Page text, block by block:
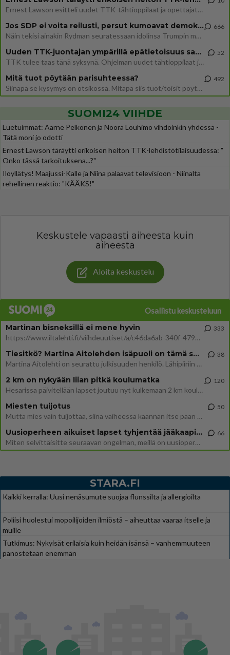
Ernest Lawson esitteli uudet TTK-tähtioppilaat ja opettajat torstaina 6.8. lehdistölle. Tulevalla kaudella on yksi hausk
Jos SDP ei voita reilusti, persut kumoavat demokratian Suomesta
Näin tekisi ainakin Rydman seuratessaan idolinsa Trumpin mallia https://www.is.fi/politiikka/art-2000012187244.html
666
Uuden TTK-juontajan ympärillä epätietoisuus sakenee - Nyt MTV hämmentää soppaa
TTK tulee taas tänä syksynä. Ohjelman uudet tähtioppilaat julkistetaan torstaina 6. elokuuta klo 14 alkavassa lehdistö
52
Mitä tuot pöytään parisuhteessa?
Siinäpä se kysymys on otsikossa. Mitäpä siis tuot/toisit pöytään parisuhteessa? Oletko mies vai nainen? Koetko sen mitä
492
SUOMI24 VIIHDE
Luetuimmat: Aarne Pelkonen ja Noora Louhimo vihdoinkin yhdessä -
Tätä moni jo odotti
Ernest Lawson täräytti erikoisen heiton TTK-lehdistötilaisuudessa: "
Onko tässä tarkoituksena...?"
Iloyllätys! Maajussi-Kalle ja Niina palaavat televisioon - Niinalta
rehellinen reaktio: "KÄÄKS!"
Keskustele vapaasti aiheesta kuin
aiheesta
Aloita keskustelu
Osallistu keskusteluun
Martinan bisneksillä ei mene hyvin
https://www.iltalehti.fi/viihdeuutiset/a/c46da6ab-340f-4790-aaa7-0865eed2336 Yrityksen konkurssihakemus on tullut kärä
333
Tiesitkö? Martina Aitolehden isäpuoli on tämä suosittu laulaja
Martina Aitolehti on seurattu julkisuuden henkilö. Lähipiiriin mahtuu muitakin tunnettuja henkilöitä. Tiesitkö, että Ma
38
2 km on nykyään liian pitkä koulumatka
Hesarissa päivitellään lapset joutuu nyt kulkemaan 2 km kouluun jösses. Ruostefillarilla tuo matka menee vaikka miten äk
120
Miesten tuijotus
Mutta mies vain tuijottaa, siinä vaiheessa käännän itse pään pois. Mikä juttu? Yleensä jos joku tuijottaa tai katsoo, hä
50
Uusioperheen aikuiset lapset tyhjentää jääkaapin käydessään
Miten selvittäisitte seuraavan ongelman, meillä on uusioperhe, minulla teini-ikäiset lapset ja puolisolla aikuiset, jotk
66
STARA.FI
Kaikki kerralla: Uusi nenäsumute suojaa flunssilta ja allergioilta
Poliisi huolestui mopoilijoiden ilmiöstä – aiheuttaa vaaraa itselle ja
muille
Tutkimus: Nykyisät erilaisia kuin heidän isänsä – vanhemmuuteen
panostetaan enemmän